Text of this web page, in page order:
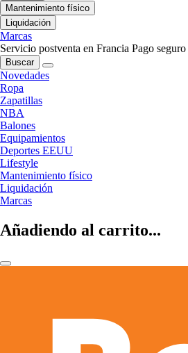
Mantenimiento físico
Liquidación
Marcas
Servicio postventa en Francia Pago seguro
Buscar
Novedades
Ropa
Zapatillas
NBA
Balones
Equipamientos
Deportes EEUU
Lifestyle
Mantenimiento físico
Liquidación
Marcas
Añadiendo al carrito...